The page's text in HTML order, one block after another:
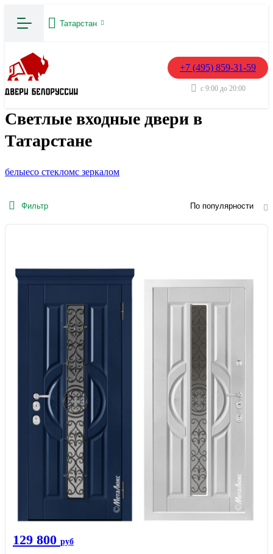
Татарстан
+7 (495) 859-31-59
с 9:00 до 20:00
Светлые входные двери в
Татарстане
белыесо стекломс зеркалом
Фильтр По популярности
129 800 руб